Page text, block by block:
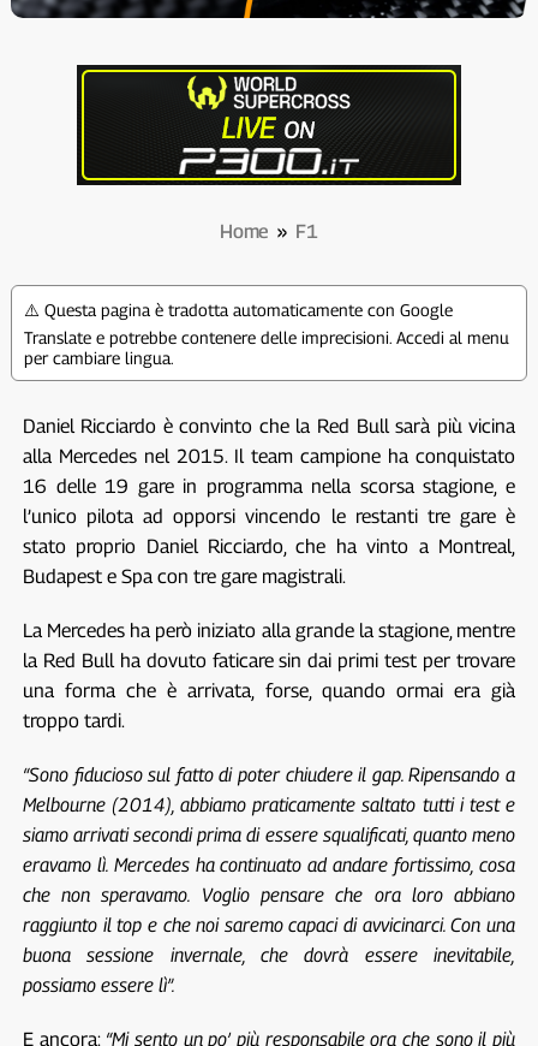
Home » F1
⚠️ Questa pagina è tradotta automaticamente con Google
Translate e potrebbe contenere delle imprecisioni. Accedi al menu
per cambiare lingua.
Daniel Ricciardo è convinto che la Red Bull sarà più vicina
alla Mercedes nel 2015. Il team campione ha conquistato
16 delle 19 gare in programma nella scorsa stagione, e
l’unico pilota ad opporsi vincendo le restanti tre gare è
stato proprio Daniel Ricciardo, che ha vinto a Montreal,
Budapest e Spa con tre gare magistrali.
La Mercedes ha però iniziato alla grande la stagione, mentre
la Red Bull ha dovuto faticare sin dai primi test per trovare
una forma che è arrivata, forse, quando ormai era già
troppo tardi.
“Sono fiducioso sul fatto di poter chiudere il gap. Ripensando a
Melbourne (2014), abbiamo praticamente saltato tutti i test e
siamo arrivati secondi prima di essere squalificati, quanto meno
eravamo lì. Mercedes ha continuato ad andare fortissimo, cosa
che non speravamo. Voglio pensare che ora loro abbiano
raggiunto il top e che noi saremo capaci di avvicinarci. Con una
buona sessione invernale, che dovrà essere inevitabile,
possiamo essere lì”.
E ancora: “Mi sento un po’ più responsabile ora che sono il più